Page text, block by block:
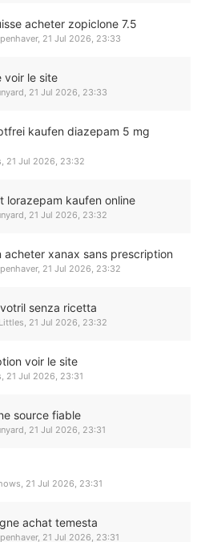
acheter zopiclone 7.5
, 21 Jul 2026, 23:33
voir le site
, 21 Jul 2026, 23:33
kaufen diazepam 5 mg
, 21 Jul 2026, 23:32
lorazepam kaufen online
, 21 Jul 2026, 23:32
xanax sans prescription
, 21 Jul 2026, 23:32
senza ricetta
, 21 Jul 2026, 23:32
voir le site
, 21 Jul 2026, 23:31
source fiable
, 21 Jul 2026, 23:31
, 21 Jul 2026, 23:31
achat temesta
, 21 Jul 2026, 23:31